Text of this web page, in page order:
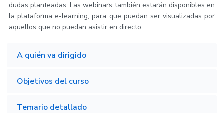
dudas planteadas. Las webinars también estarán disponibles en
la plataforma e-learning, para que puedan ser visualizadas por
aquellos que no puedan asistir en directo.
A quién va dirigido
Objetivos del curso
Temario detallado